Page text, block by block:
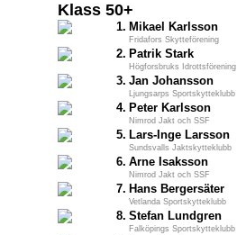
Klass 50+
1. Mikael Karlsson
Fridafors Skytteförening
2. Patrik Stark
Högforsbruks Idrottsförening
3. Jan Johansson
Ljungsarps Sportskytteklubb
4. Peter Karlsson
Nimrod Jakt och SSF
5. Lars-Inge Larsson
Sundsvalls Jaktskytteklubb
6. Arne Isaksson
Nimrod Jakt och SSF
7. Hans Bergersäter
Vetlanda Sportskytteklubb
8. Stefan Lundgren
Falköpings Sportskytteklubb